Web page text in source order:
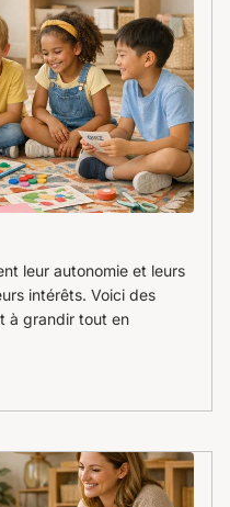
leur autonomie et leurs
intérêts. Voici des
à grandir tout en